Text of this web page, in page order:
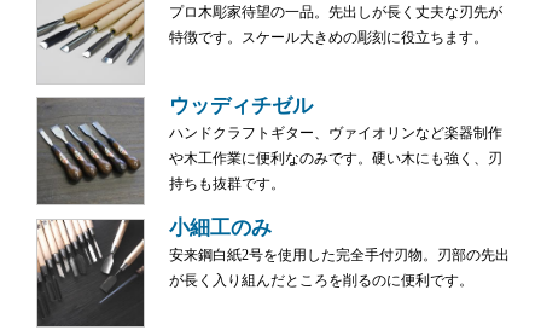
プロ木彫家待望の一品。先出しが長く丈夫な刃先が
特徴です。スケール大きめの彫刻に役立ちます。
ウッディチゼル
ハンドクラフトギター、ヴァイオリンなど楽器制作
や木工作業に便利なのみです。硬い木にも強く、刃
持ちも抜群です。
小細工のみ
安来鋼白紙2号を使用した完全手付刃物。刃部の先出
が長く入り組んだところを削るのに便利です。